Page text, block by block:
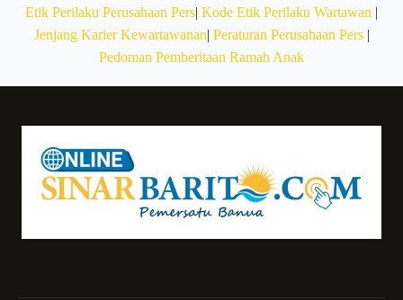
Etik Perilaku Perusahaan Pers| Kode Etik Perilaku Wartawan |
Jenjang Karier Kewartawanan| Peraturan Perusahaan Pers|
Pedoman Pemberitaan Ramah Anak